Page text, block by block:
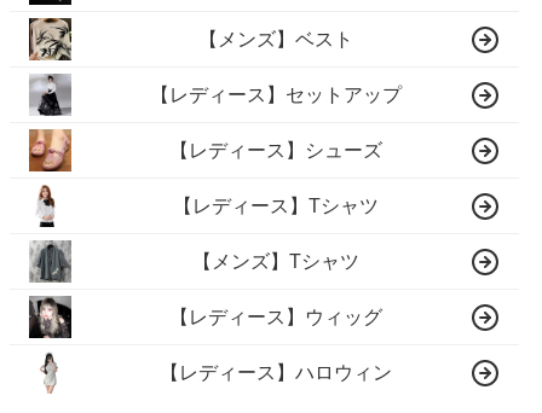
【メンズ】ベスト
【レディース】セットアップ
【レディース】シューズ
【レディース】Tシャツ
【メンズ】Tシャツ
【レディース】ウィッグ
【レディース】ハロウィン